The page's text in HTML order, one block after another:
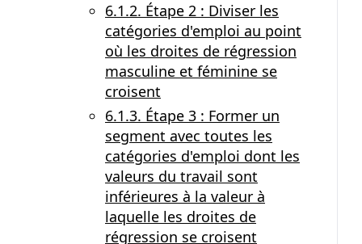
6.1.2. Étape 2 : Diviser les
catégories d'emploi au point
où les droites de régression
masculine et féminine se
croisent
6.1.3. Étape 3 : Former un
segment avec toutes les
catégories d'emploi dont les
valeurs du travail sont
inférieures à la valeur à
laquelle les droites de
régression se croisent